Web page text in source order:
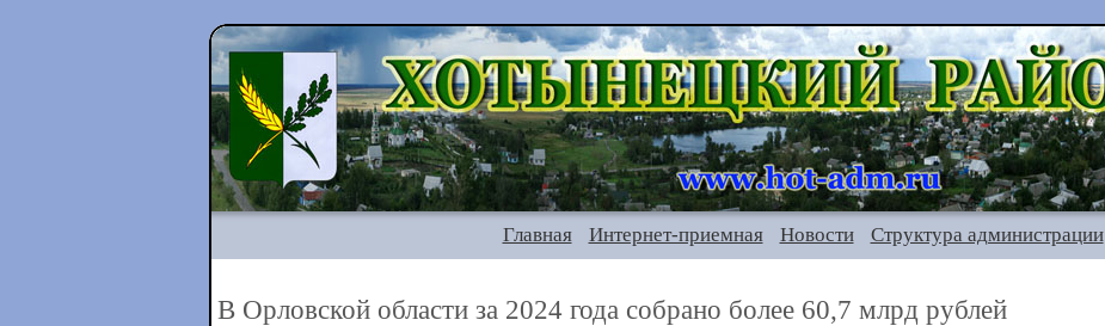
Главная Интернет-приемная Новости Структура администрации
В Орловской области за 2024 года собрано более 60,7 млрд рублей